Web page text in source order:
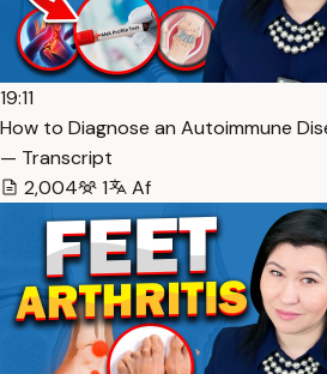
19:11
How to Diagnose an Autoimmune
— Transcript
2,004
1 Af